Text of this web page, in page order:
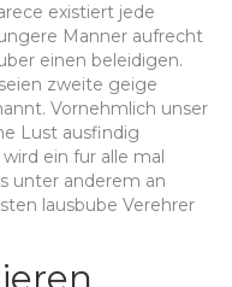
existiert jede
Manner aufrecht
einen beleidigen.
zweite geige
Vornehmlich unser
Lust ausfindig
ein fur alle mal
unter anderem an
lausbube Verehrer